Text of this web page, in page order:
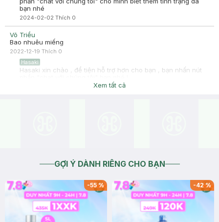
bạn nhé
2024-02-02 Thích 0
Võ Triều
Bao nhuêu miếng
2022-12-19 Thích 0
Hasaki
Hasaki xin chào , để tiện hỗ trợ hơn cho bạn , bạn nhấn nút
Xem tất cả
GỢI Ý DÀNH RIÊNG CHO BẠN
-55% -42%